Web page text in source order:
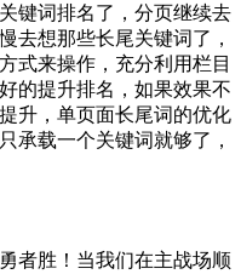
键词排名了，分页继续去
去想那些长尾关键词了，
式来操作，充分利用栏目
的提升排名，如果效果不
升，单页面长尾词的优化
承载一个关键词就够了，
胜！当我们在主战场顺